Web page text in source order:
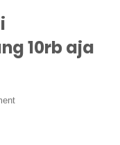
10rb aja